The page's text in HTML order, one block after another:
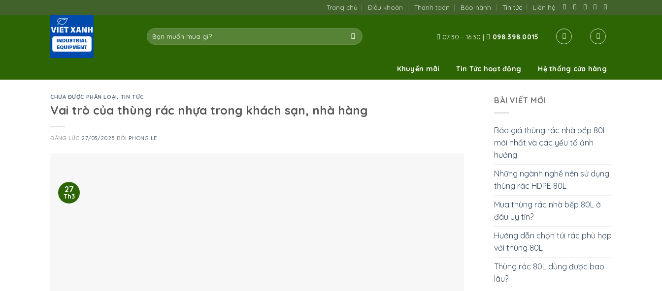
to
Trang chủ Điều khoản Thanh toán Bảo hành Tin tức Liên hệ
Tìm
kiếm:
07:30 - 16:30 | 098.398.0015
Khuyến mãi Tin Tức hoạt động Hệ thống cửa hàng
CHƯA ĐƯỢC PHÂN LOẠI, TIN TỨC
Vai trò của thùng rác nhựa trong khách sạn, nhà hàng
ĐĂNG LÚC 27/03/2025 BỞI PHONG LE
27
Th3
BÀI VIẾT MỚI
Báo giá thùng rác nhà bếp 80L
mới nhất và các yếu tố ảnh
hưởng
Những ngành nghề nên sử dụng
thùng rác HDPE 80L
Mua thùng rác nhà bếp 80L ở
đâu uy tín?
Hướng dẫn chọn túi rác phù hợp
với thùng 80L
Thùng rác 80L dùng được bao
lâu?